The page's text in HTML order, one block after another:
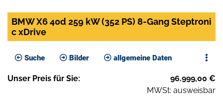
BMW X6 40d 259 kW (352 PS) 8-Gang Steptroni
c xDrive
Suche Bilder allgemeine Daten
Unser Preis für Sie: 96.999,00 €
MWSt: ausweisbar